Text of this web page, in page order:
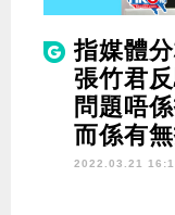
指媒體
張竹君反
問題唔
而係有無
2022.03.21